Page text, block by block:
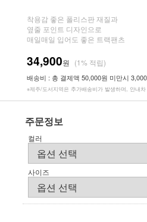
착용감 좋은 폴리스판 재질과
옆줄 포인트 디자인으로
매일매일 입어도 좋은 트랙팬츠
34,900원 (1% 적립)
배송비 : 총 결제액 50,000원 미만시
※제주/도서지역은 추가배송비가 발생하며, 안내
주문정보
컬러
사이즈